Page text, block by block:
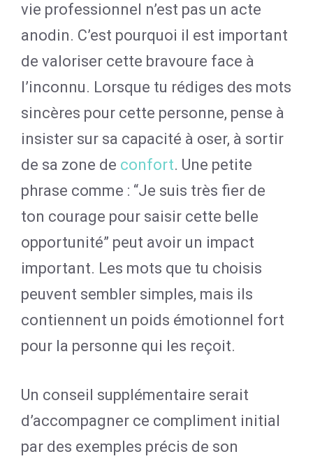
vie professionnel n’est pas un acte
anodin. C’est pourquoi il est important
de valoriser cette bravoure face à
l’inconnu. Lorsque tu rédiges des mots
sincères pour cette personne, pense à
insister sur sa capacité à oser, à sortir
de sa zone de confort. Une petite
phrase comme : “Je suis très fier de
ton courage pour saisir cette belle
opportunité” peut avoir un impact
important. Les mots que tu choisis
peuvent sembler simples, mais ils
contiennent un poids émotionnel fort
pour la personne qui les reçoit.
Un conseil supplémentaire serait
d’accompagner ce compliment initial
par des exemples précis de son